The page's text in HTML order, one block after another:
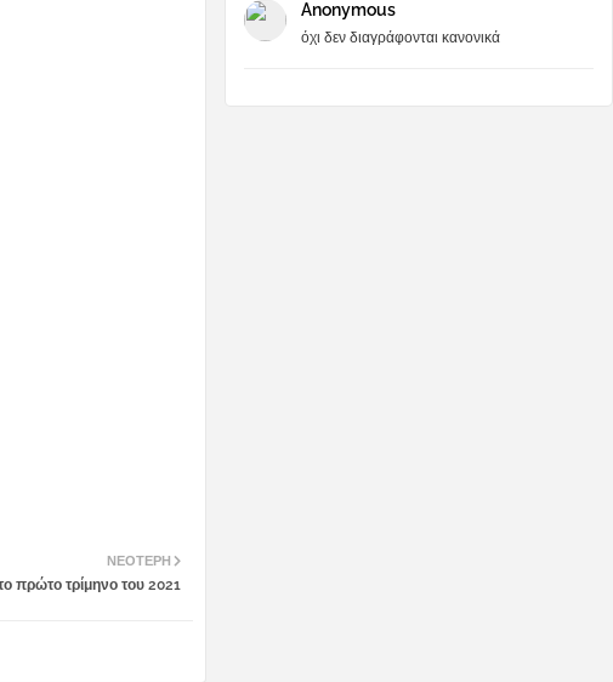
ΝΕΌΤΕΡΗ
πρώτο τρίμηνο του 2021
Anonymous
όχι δεν διαγράφονται κανονικά